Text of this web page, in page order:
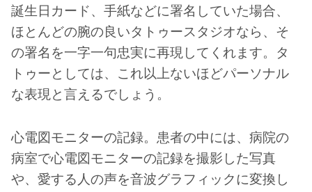
誕生日カード、手紙などに署名していた場合、
ほとんどの腕の良いタトゥースタジオなら、そ
の署名を一字一句忠実に再現してくれます。タ
トゥーとしては、これ以上ないほどパーソナル
な表現と言えるでしょう。
心電図モニターの記録。患者の中には、病院の
病室で心電図モニターの記録を撮影した写真
や、愛する人の声を音波グラフィックに変換し